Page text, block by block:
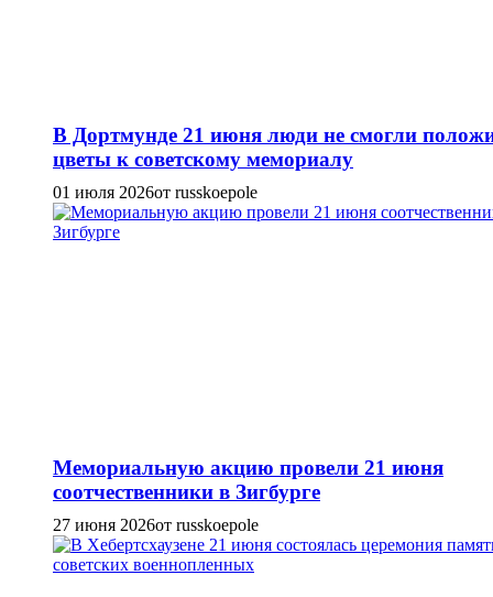
В Дортмунде 21 июня люди не смогли
цветы к советскому мемориалу
01 июля 2026от russkoepole
Мемориальную акцию провели 21 июня
соотчественники в Зигбурге
27 июня 2026от russkoepole